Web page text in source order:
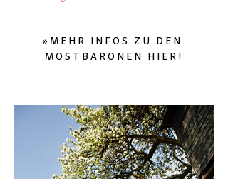
»MEHR INFOS ZU DEN
MOSTBARONEN HIER!